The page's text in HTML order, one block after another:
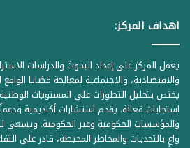
اهداف المركز:
يعمل المركز على إعداد البحوث والدراسات
والاقتصادية، والاجتماعية لمعالجة قضايا
يختص بتحليل التطورات على المستويات
استجابات فعالة. يقدم استشارات أكاديمية ودعماً
والمؤسسات الحكومية وغير الحكومية. ويسعى
واعٍ بالتحديات والمخاطر المحيطة، قادر على